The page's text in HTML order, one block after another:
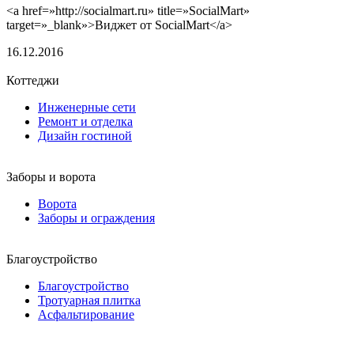
<a href=»http://socialmart.ru» title=»SocialMart»
target=»_blank»>Виджет от SocialMart</a>
16.12.2016
Коттеджи
Инженерные сети
Ремонт и отделка
Дизайн гостиной
Заборы и ворота
Ворота
Заборы и ограждения
Благоустройство
Благоустройство
Тротуарная плитка
Асфальтирование